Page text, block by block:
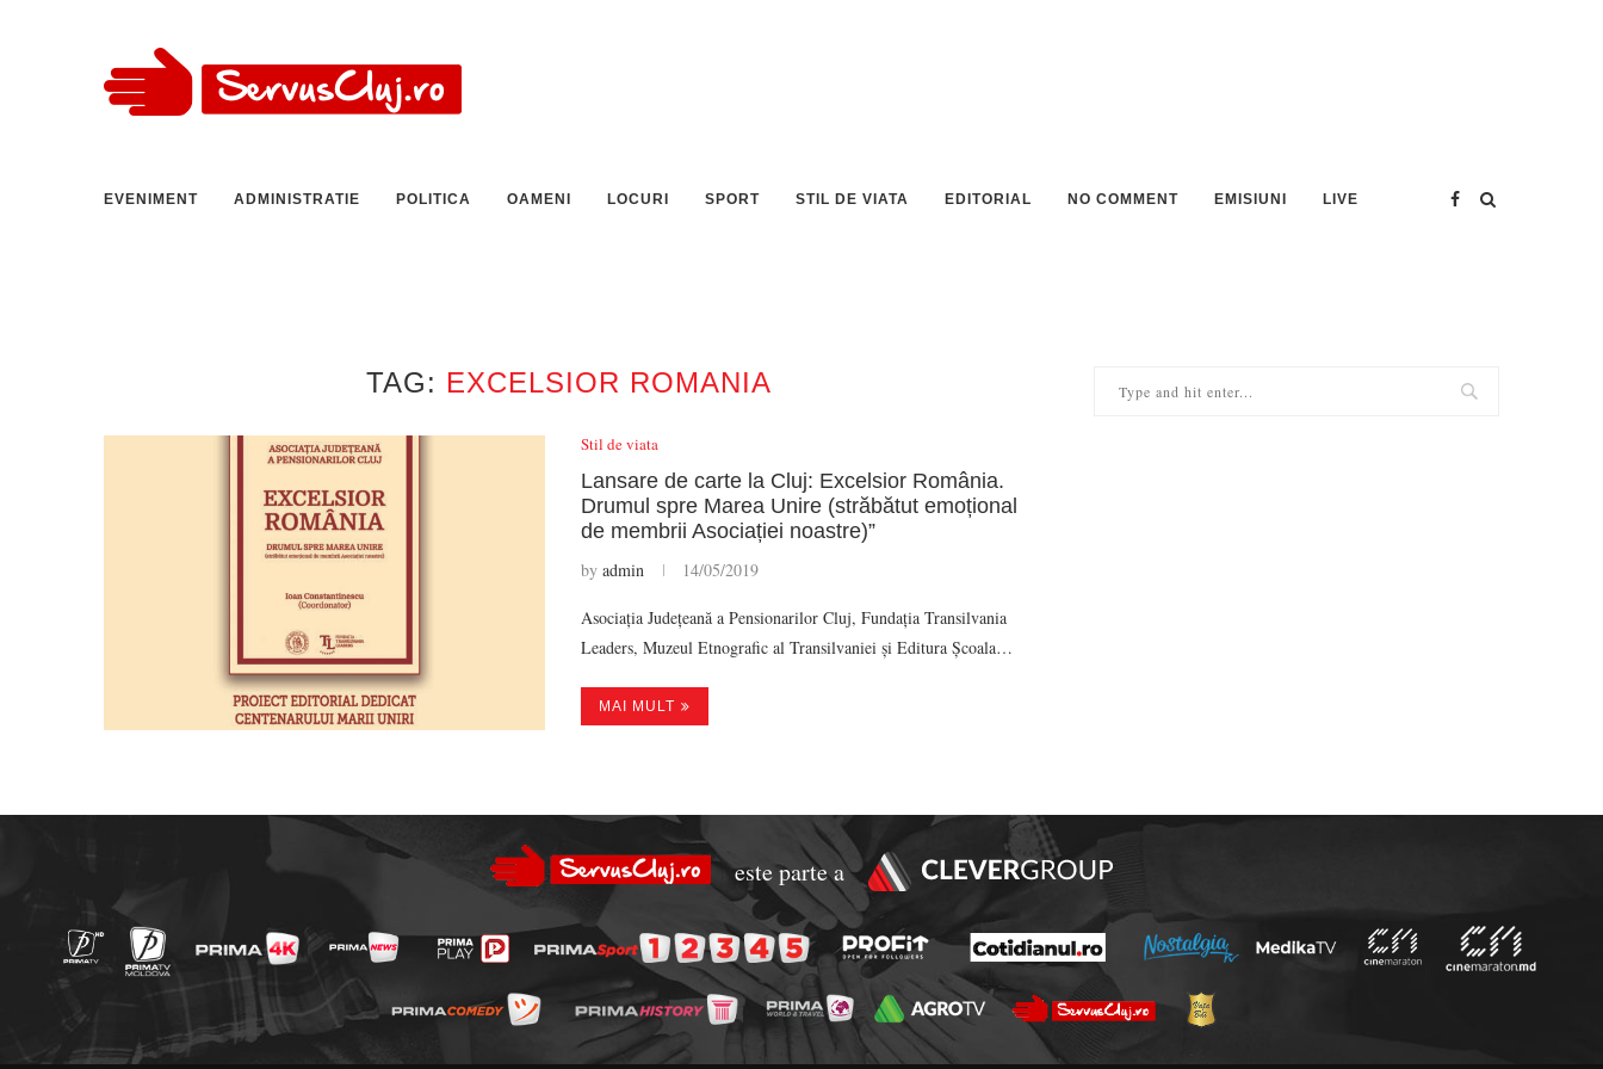
EVENIMENT ADMINISTRATIE POLITICA OAMENI LOCURI SPORT STIL DE VIATA EDITORIAL NO COMMENT EMISIUNI LIVE
TAG: EXCELSIOR ROMANIA
Stil de viata
Lansare de carte la Cluj: Excelsior România.
Drumul spre Marea Unire (străbătut emoțional
de membrii Asociației noastre)”
by admin 14/05/2019
Asociația Județeană a Pensionarilor Cluj, Fundația Transilvania
Leaders, Muzeul Etnografic al Transilvaniei și Editura Școala…
MAI MULT
este parte a